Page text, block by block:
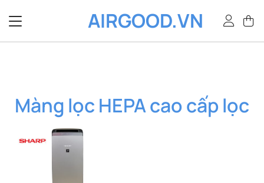
qua
dung
AIRGOOD.VN
Màng lọc HEPA cao cấp lọc